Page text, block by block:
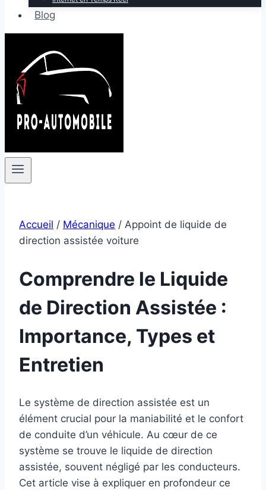
Blog
Accueil / Mécanique / Appoint de liquide de
direction assistée voiture
Comprendre le Liquide
de Direction Assistée :
Importance, Types et
Entretien
Le système de direction assistée est un
élément crucial pour la maniabilité et le confort
de conduite d’un véhicule. Au cœur de ce
système se trouve le liquide de direction
assistée, souvent négligé par les conducteurs.
Cet article vise à expliquer en profondeur ce